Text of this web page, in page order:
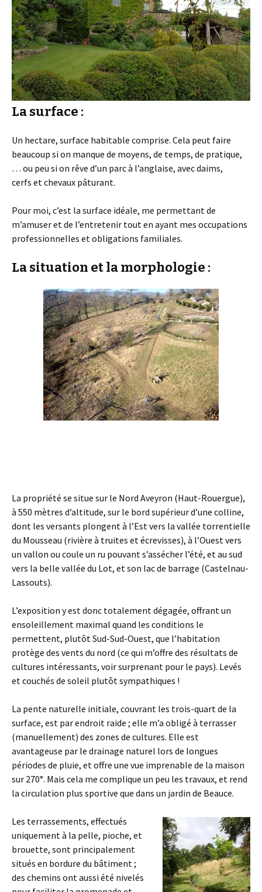
La surface :
Un hectare, surface habitable comprise. Cela peut faire
beaucoup si on manque de moyens, de temps, de pratique,
… ou peu si on rêve d’un parc à l’anglaise, avec daims,
cerfs et chevaux pâturant.
Pour moi, c’est la surface idéale, me permettant de
m’amuser et de l’entretenir tout en ayant mes occupations
professionnelles et obligations familiales.
La situation et la morphologie :
La propriété se situe sur le Nord Aveyron (Haut-Rouergue),
à 550 mètres d’altitude, sur le bord supérieur d’une colline,
dont les versants plongent à l’Est vers la vallée torrentielle
du Mousseau (rivière à truites et écrevisses), à l’Ouest vers
un vallon ou coule un ru pouvant s’assécher l’été, et au sud
vers la belle vallée du Lot, et son lac de barrage (Castelnau-
Lassouts).
L’exposition y est donc totalement dégagée, offrant un
ensoleillement maximal quand les conditions le
permettent, plutôt Sud-Sud-Ouest, que l’habitation
protège des vents du nord (ce qui m’offre des résultats de
cultures intéressants, voir surprenant pour le pays). Levés
et couchés de soleil plutôt sympathiques !
La pente naturelle initiale, couvrant les trois-quart de la
surface, est par endroit raide ; elle m’a obligé à terrasser
(manuellement) des zones de cultures. Elle est
avantageuse par le drainage naturel lors de longues
périodes de pluie, et offre une vue imprenable de la maison
sur 270°. Mais cela me complique un peu les travaux, et rend
la circulation plus sportive que dans un jardin de Beauce.
Les terrassements, effectués
uniquement à la pelle, pioche, et
brouette, sont principalement
situés en bordure du bâtiment ;
des chemins ont aussi été nivelés